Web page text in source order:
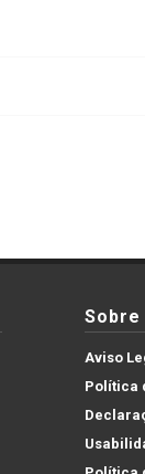
Sobre
Aviso
Política